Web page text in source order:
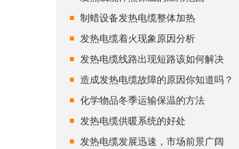
制蜡设备发热电缆整体加热
发热电缆着火现象原因分析
发热电缆线路出现短路该如何解决
造成发热电缆故障的原因你知道吗？
化学物品冬季运输保温的方法
发热电缆供暖系统的好处
发热电缆发展迅速，市场前景广阔